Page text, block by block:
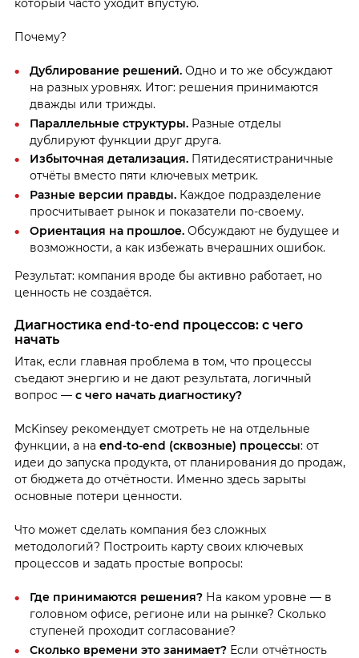
который часто уходит впустую.
Почему?
Дублирование решений.Одно и то же обсуждают
на разных уровнях. Итог: решения принимаются
дважды или трижды.
Параллельные структуры.Разные отделы
дублируют функции друг друга.
Избыточная детализация.Пятидесятистраничные
отчёты вместо пяти ключевых метрик.
Разные версии правды.Каждое подразделение
просчитывает рынок и показатели по-своему.
Ориентация на прошлое.Обсуждают не будущее и
возможности, а как избежать вчерашних ошибок.
Результат: компания вроде бы активно работает, но
ценность не создаётся.
Диагностика end-to-end процессов: с чего
начать
Итак, если главная проблема в том, что процессы
съедают энергию и не дают результата, логичный
вопрос — с чего начать диагностику?
McKinsey рекомендует смотреть не на отдельные
функции, а на end-to-end (сквозные) процессы: от
идеи до запуска продукта, от планирования до продаж,
от бюджета до отчётности. Именно здесь зарыты
основные потери ценности.
Что может сделать компания без сложных
методологий? Построить карту своих ключевых
процессов и задать простые вопросы:
Где принимаются решения?На каком уровне — в
головном офисе, регионе или на рынке? Сколько
ступеней проходит согласование?
Сколько времени это занимает?Если отчётность